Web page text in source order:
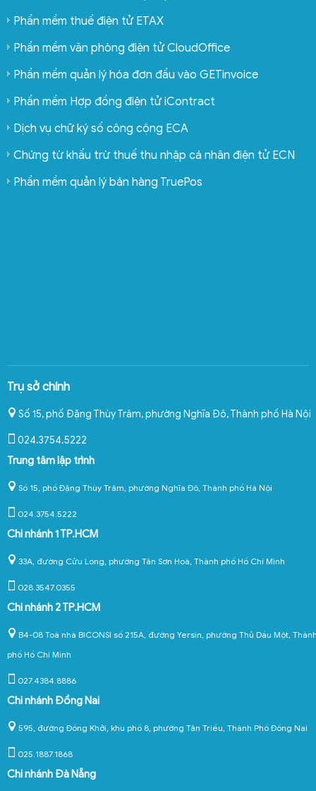
Phần mềm thuế điện tử ETAX
Phần mềm văn phòng điện tử CloudOffice
Phần mềm quản lý hóa đơn đầu vào GETinvoice
Phần mềm Hợp đồng điện tử iContract
Dịch vụ chữ ký số công cộng ECA
Chứng từ khấu trừ thuế thu nhập cá nhân điện tử ECN
Phần mềm quản lý bán hàng TruePos
Trụ sở chính
Số 15, phố Đặng Thùy Trâm, phường Nghĩa Đô,Thành phố Hà Nội
024.3754.5222
Trung tâm lập trình
Số 15, phố Đặng Thùy Trâm, phường Nghĩa Đô, Thành phố Hà Nội
024.3754.5222
Chi nhánh 1 TP.HCM
33A, đường Cửu Long, phường Tân Sơn Hoà, Thành phố Hồ Chí Minh
028.3547.0355
Chi nhánh 2 TP.HCM
B4-08 Toà nhà BICONSI số 215A, đường Yersin, phường Thủ Dầu Một,
phố Hồ Chí Minh
027.4384.8886
Chi nhánh Đồng Nai
595, đường Đồng Khởi, khu phố 8, phường Tân Triều, Thành Phố Đồng Nai
025.1887.1868
Chi nhánh Đà Nẵng